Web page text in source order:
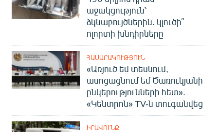
աջակցություն՝
ձկնաբույծներին. կլուծի՞
ոլորտի խնդիրները
ՀԱՍԱՐԱԿՈՒԹՅՈՒՆ
«Առյուծ եմ տեսնում,
ասոցացնում եմ Ծառուկյանի
ընկերությունների հետ».
«Կենտրոն» TV-ն տուգանվեց
ԻՐԱՎՈՒՆՔ